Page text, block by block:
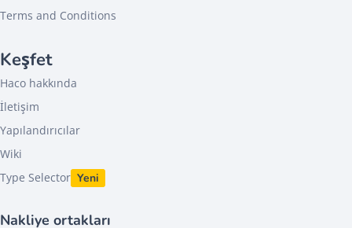
Terms and Conditions
Keşfet
Haco hakkında
İletişim
Yapılandırıcılar
Wiki
Type Selector Yeni
Nakliye ortakları